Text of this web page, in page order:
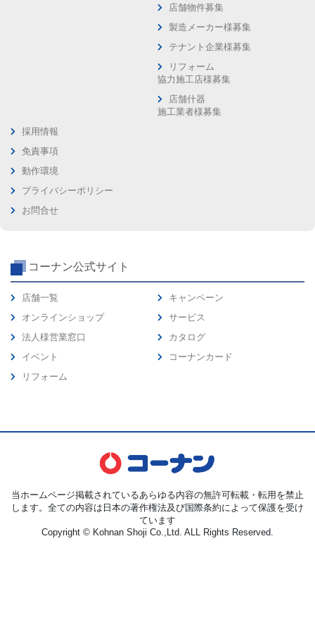
店舗物件募集
製造メーカー様募集
テナント企業様募集
リフォーム
協力施工店様募集
店舗什器
施工業者様募集
採用情報
免責事項
動作環境
プライバシーポリシー
お問合せ
コーナン公式サイト
店舗一覧
オンラインショップ
法人様営業窓口
イベント
リフォーム
キャンペーン
サービス
カタログ
コーナンカード
当ホームページ掲載されているあらゆる内容の無許可転載・転用を禁止
します。全ての内容は日本の著作権法及び国際条約によって保護を受け
ています
Copyright © Kohnan Shoji Co.,Ltd. ALL Rights Reserved.